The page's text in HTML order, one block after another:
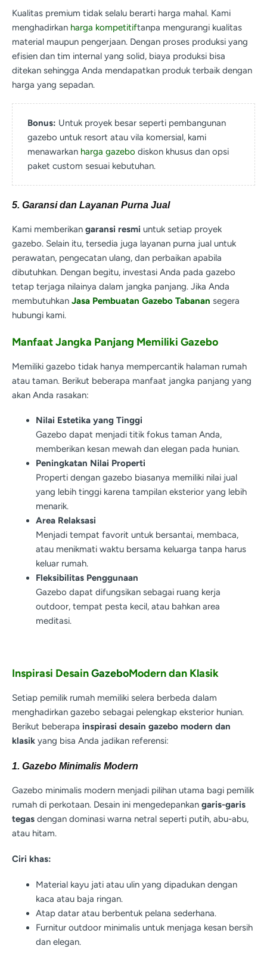
Kualitas premium tidak selalu berarti harga mahal. Kami
menghadirkan harga kompetitiftanpa mengurangi kualitas
material maupun pengerjaan. Dengan proses produksi yang
efisien dan tim internal yang solid, biaya produksi bisa
ditekan sehingga Anda mendapatkan produk terbaik dengan
harga yang sepadan.
Bonus: Untuk proyek besar seperti pembangunan
gazebo untuk resort atau vila komersial, kami
menawarkan harga gazebo diskon khusus dan opsi
paket custom sesuai kebutuhan.
5. Garansi dan Layanan Purna Jual
Kami memberikan garansi resmi untuk setiap proyek
gazebo. Selain itu, tersedia juga layanan purna jual untuk
perawatan, pengecatan ulang, dan perbaikan apabila
dibutuhkan. Dengan begitu, investasi Anda pada gazebo
tetap terjaga nilainya dalam jangka panjang. Jika Anda
membutuhkan Jasa Pembuatan Gazebo Tabanan segera
hubungi kami.
Manfaat Jangka Panjang Memiliki Gazebo
Memiliki gazebo tidak hanya mempercantik halaman rumah
atau taman. Berikut beberapa manfaat jangka panjang yang
akan Anda rasakan:
Nilai Estetika yang Tinggi
Gazebo dapat menjadi titik fokus taman Anda,
memberikan kesan mewah dan elegan pada hunian.
Peningkatan Nilai Properti
Properti dengan gazebo biasanya memiliki nilai jual
yang lebih tinggi karena tampilan eksterior yang lebih
menarik.
Area Relaksasi
Menjadi tempat favorit untuk bersantai, membaca,
atau menikmati waktu bersama keluarga tanpa harus
keluar rumah.
Fleksibilitas Penggunaan
Gazebo dapat difungsikan sebagai ruang kerja
outdoor, tempat pesta kecil, atau bahkan area
meditasi.
Inspirasi DesainGazeboModern dan Klasik
Setiap pemilik rumah memiliki selera berbeda dalam
menghadirkan gazebo sebagai pelengkap eksterior hunian.
Berikut beberapa inspirasi desain gazebo modern dan
klasik yang bisa Anda jadikan referensi:
1. Gazebo Minimalis Modern
Gazebo minimalis modern menjadi pilihan utama bagi pemilik
rumah di perkotaan. Desain ini mengedepankan garis-garis
tegas dengan dominasi warna netral seperti putih, abu-abu,
atau hitam.
Ciri khas:
Material kayu jati atau ulin yang dipadukan dengan
kaca atau baja ringan.
Atap datar atau berbentuk pelana sederhana.
Furnitur outdoor minimalis untuk menjaga kesan bersih
dan elegan.